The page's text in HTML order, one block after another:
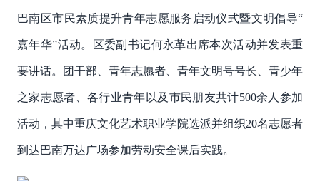
巴南区市民素质提升青年志愿服务启动仪式暨文明倡导“
嘉年华”活动。区委副书记何永革出席本次活动并发表重
要讲话。团干部、青年志愿者、青年文明号号长、青少年
之家志愿者、各行业青年以及市民朋友共计500余人参加
活动，其中重庆文化艺术职业学院选派并组织20名志愿者
到达巴南万达广场参加劳动安全课后实践。